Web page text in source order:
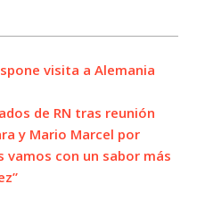
visita a Alemania
de RN tras reunión
y Mario Marcel por
vamos con un sabor más